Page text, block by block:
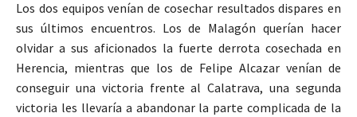
Los dos equipos venían de cosechar resultados dispares en
sus últimos encuentros. Los de Malagón querían hacer
olvidar a sus aficionados la fuerte derrota cosechada en
Herencia, mientras que los de Felipe Alcazar venían de
conseguir una victoria frente al Calatrava, una segunda
victoria les llevaría a abandonar la parte complicada de la